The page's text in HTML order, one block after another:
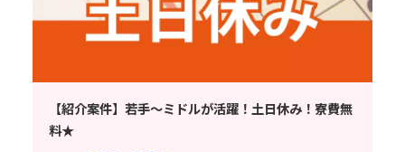
【紹介案件】若手～ミドルが活躍！土日休み！寮費無
料★